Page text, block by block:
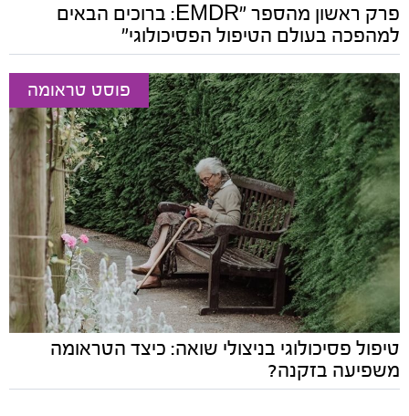
פרק ראשון מהספר "EMDR: ברוכים הבאים
למהפכה בעולם הטיפול הפסיכולוגי"
פוסט טראומה
טיפול פסיכולוגי בניצולי שואה: כיצד הטראומה
משפיעה בזקנה?